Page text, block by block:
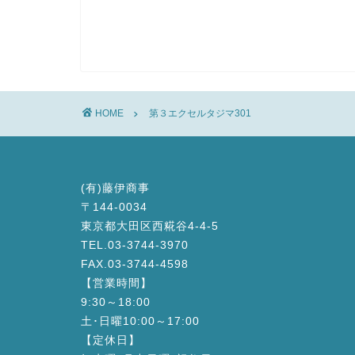
HOME 第３エクセルタジマ301
(有)藤伊商事
〒144-0034
東京都大田区西糀谷4-4-5
TEL.03-3744-3970
FAX.03-3744-4598
【営業時間】
9:30～18:00
土･日曜10:00～17:00
【定休日】